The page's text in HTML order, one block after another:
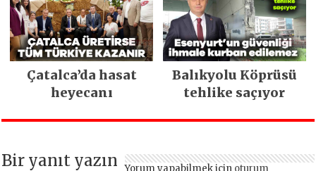
Çatalca’da hasat
heyecanı
Balıkyolu Köprüsü
tehlike saçıyor
Bir yanıt yazın Yorum yapabilmek için oturum